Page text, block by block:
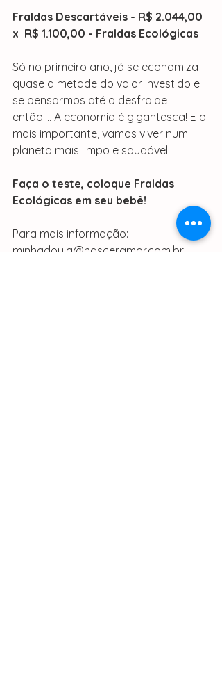
Fraldas Descartáveis - R$ 2.044,00
x  R$ 1.100,00 - Fraldas Ecológicas
Só no primeiro ano, já se economiza
quase a metade do valor investido e
se pensarmos até o desfralde
então.... A economia é gigantesca! E o
mais importante, vamos viver num
planeta mais limpo e saudável.
Faça o teste, coloque Fraldas
Ecológicas em seu bebê!
Para mais informação:
minhadoula@nasceramor.com.br